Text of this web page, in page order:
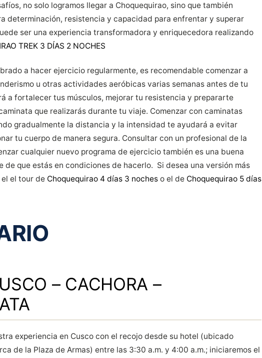
no solo logramos llegar a Choquequirao, sino que también
determinación, resistencia y capacidad para enfrentar y superar
ser una experiencia transformadora y enriquecedora realizando
TREK 3 DÍAS 2 NOCHES
a hacer ejercicio regularmente, es recomendable comenzar a
u otras actividades aeróbicas varias semanas antes de tu
a fortalecer tus músculos, mejorar tu resistencia y prepararte
que realizarás durante tu viaje. Comenzar con caminatas
gradualmente la distancia y la intensidad te ayudará a evitar
tu cuerpo de manera segura. Consultar con un profesional de la
cualquier nuevo programa de ejercicio también es una buena
de que estás en condiciones de hacerlo. Si desea una versión más
el tour de Choquequirao 4 días 3 noches o el de Choquequirao 5 días
– CACHORA –
experiencia en Cusco con el recojo desde su hotel (ubicado
de la Plaza de Armas) entre las 3:30 a.m. y 4:00 a.m.; iniciaremos el